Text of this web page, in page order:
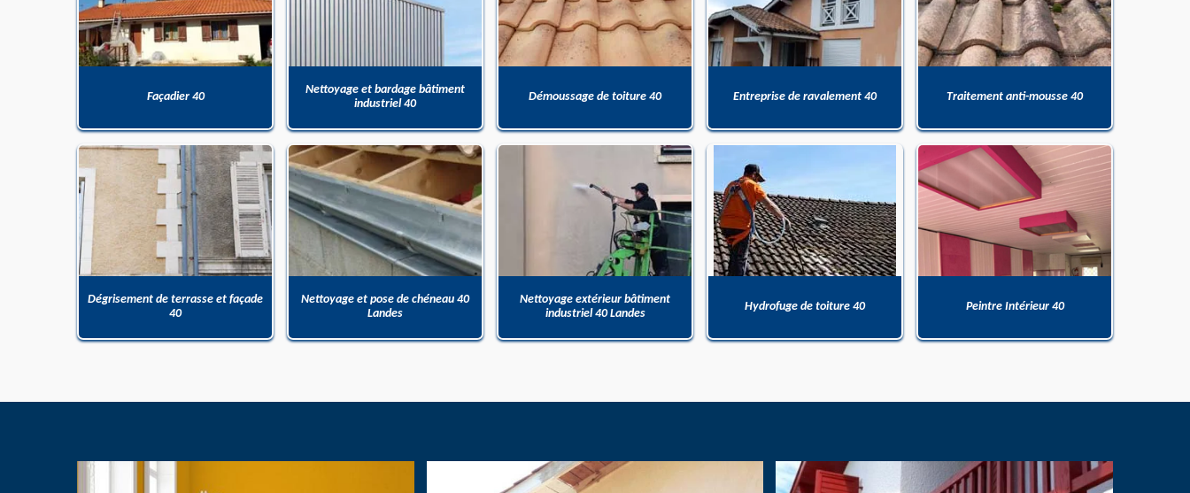
Façadier 40
Nettoyage et bardage bâtiment
industriel 40
Démoussage de toiture 40 Entreprise de ravalement 40 Traitement anti-mousse 40
Dégrisement de terrasse et façade
40
Nettoyage et pose de chéneau 40
Landes
Nettoyage extérieur bâtiment
industriel 40 Landes
Hydrofuge de toiture 40 Peintre Intérieur 40